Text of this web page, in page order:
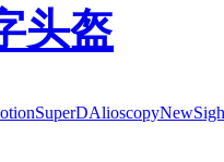
头盔
SuperDAlioscopy